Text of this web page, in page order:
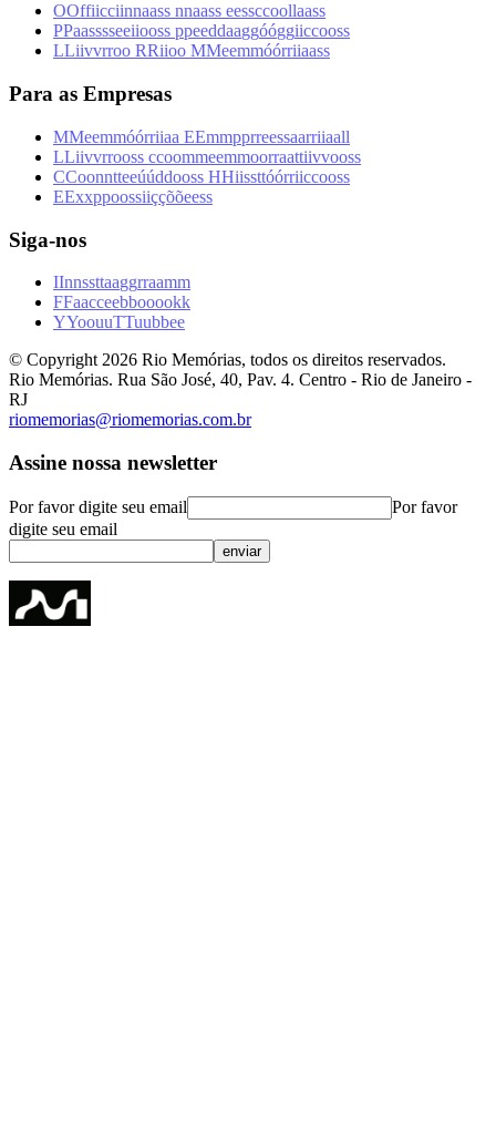
OOffiicciinnaass nnaass eessccoollaass
PPaasssseeiiooss ppeeddaaggóóggiiccooss
LLiivvrroo RRiioo MMeemmóórriiaass
Para as Empresas
MMeemmóórriiaa EEmmpprreessaarriiaall
LLiivvrrooss ccoommeemmoorraattiivvooss
CCoonntteeúúddooss HHiissttóórriiccooss
EExxppoossiiççõõeess
Siga-nos
IInnssttaaggrraamm
FFaacceebbooookk
YYoouuTTuubbee
© Copyright 2026 Rio Memórias, todos os direitos reservados.
Rio Memórias. Rua São José, 40, Pav. 4. Centro - Rio de Janeiro -
RJ
riomemorias@riomemorias.com.br
Assine nossa newsletter
Por favor digite seu email
Por favor
digite seu email
enviar